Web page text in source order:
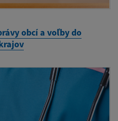
obcí a voľby do